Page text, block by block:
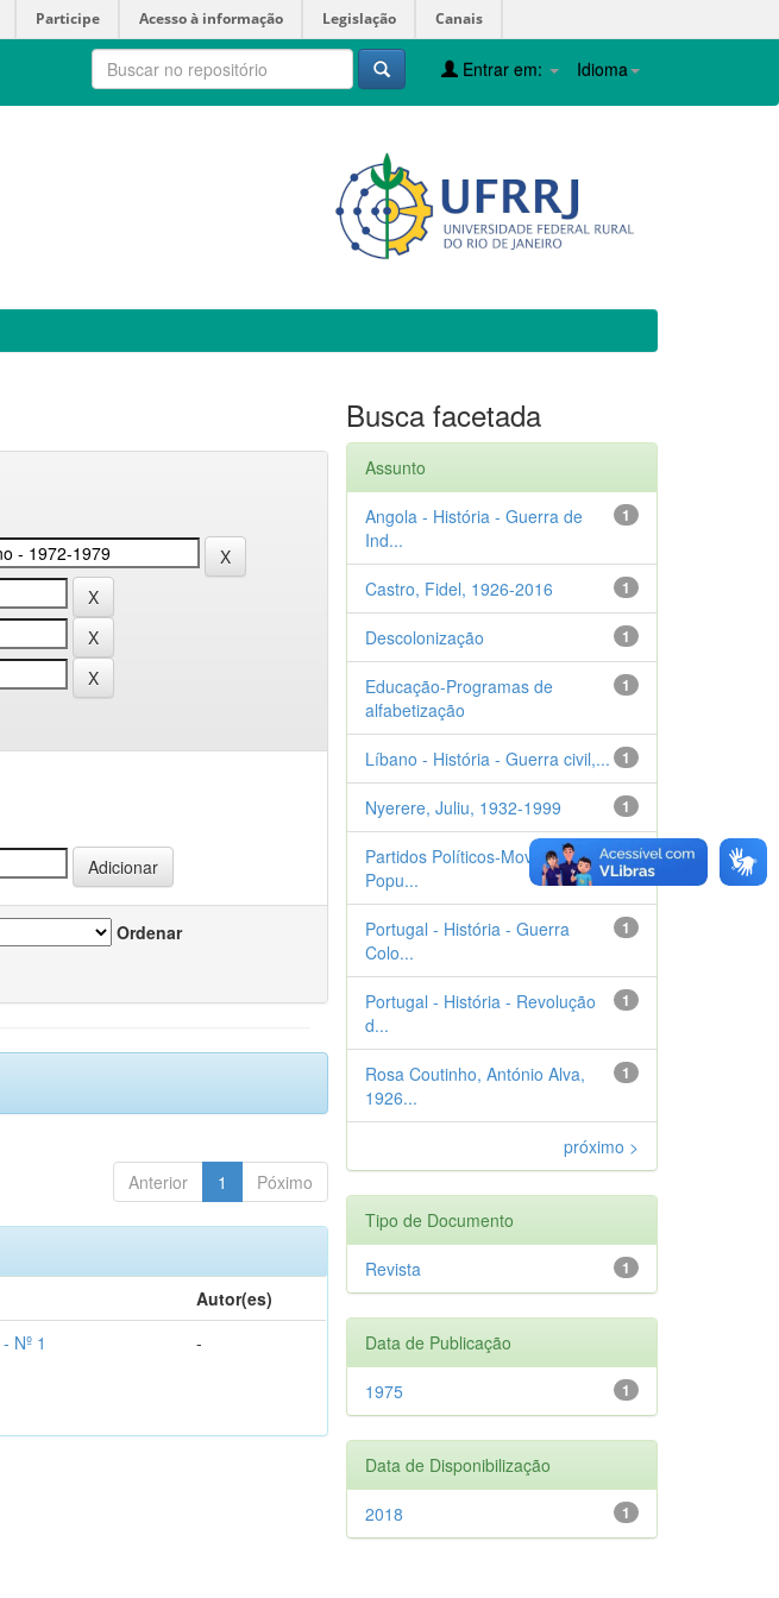
Participe Acesso à informação Legislação Canais
Idioma
Entrar em:
Ordenar
Anterior 1 Póximo
Autor(es)
Nº 1 -
Busca facetada
Assunto
1
Angola - História - Guerra de
Ind...
1
Castro, Fidel, 1926-2016
1
Descolonização
1
Educação-Programas de
alfabetização
1
Líbano - História - Guerra civil,...
1
Nyerere, Juliu, 1932-1999
1
Partidos Políticos-Movimento
Popu...
1
Portugal - História - Guerra
Colo...
1
Portugal - História - Revolução
d...
1
Rosa Coutinho, António Alva,
1926...
próximo >
Tipo de Documento
1
Revista
Data de Publicação
1
1975
Data de Disponibilização
1
2018